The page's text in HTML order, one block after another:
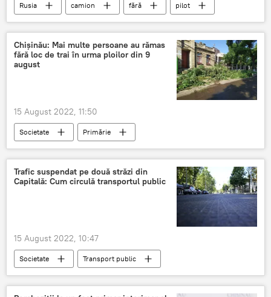
Rusia camion fără
pilot
Forum
Armata
Chișinău: Mai multe persoane au rămas
fără loc de trai în urma ploilor din 9
august
15 August 2022, 11:50
Societate
Primărie
primărie Chişinău
locatari
Trafic suspendat pe două străzi din
Capitală: Cum circulă transportul public
15 August 2022, 10:47
Societate
Transport public
trafic sistat pe o stradă din Chișinău
Apeduct